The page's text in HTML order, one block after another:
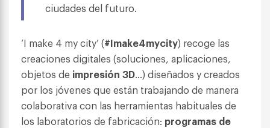
ciudades del futuro.
‘I make 4 my city’ (#Imake4mycity) recoge las
creaciones digitales (soluciones, aplicaciones,
objetos de impresión 3D…) diseñados y creados
por los jóvenes que están trabajando de manera
colaborativa con las herramientas habituales de
los laboratorios de fabricación: programas de